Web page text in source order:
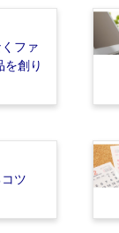
ファ
を創り
ツ